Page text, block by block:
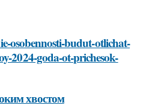
osobennosti-budut-otlichat-
2024-goda-ot-prichesok-
хвостом